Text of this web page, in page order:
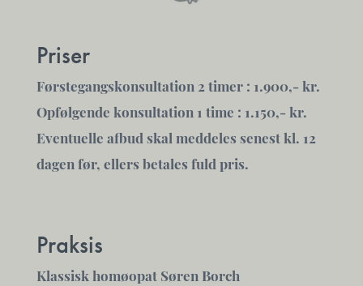
Priser
Førstegangskonsultation 2 timer : 1.900,- kr.
Opfølgende konsultation 1 time : 1.150,- kr.
Eventuelle afbud skal meddeles senest kl. 12
dagen før, ellers betales fuld pris.
Praksis
Klassisk homøopat Søren Borch